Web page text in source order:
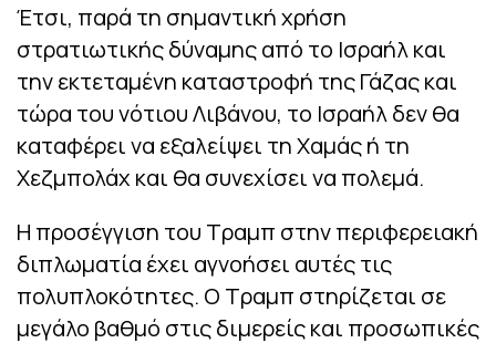
Έτσι, παρά τη σημαντική χρήση
στρατιωτικής δύναμης από το Ισραήλ και
την εκτεταμένη καταστροφή της Γάζας και
τώρα του νότιου Λιβάνου, το Ισραήλ δεν θα
καταφέρει να εξαλείψει τη Χαμάς ή τη
Χεζμπολάχ και θα συνεχίσει να πολεμά.
Η προσέγγιση του Τραμπ στην περιφερειακή
διπλωματία έχει αγνοήσει αυτές τις
πολυπλοκότητες. Ο Τραμπ στηρίζεται σε
μεγάλο βαθμό στις διμερείς και προσωπικές